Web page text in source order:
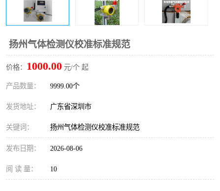
扬州气体检测仪校准标准规范
价格： 1000.00 元/个 起
产品数量： 9999.00个
发货地址： 广东省深圳市
关键词： 扬州气体检测仪校准标准规范
发布日期： 2026-08-06
阅 读 量： 10
防爆认证代理机构 煤安认证机构